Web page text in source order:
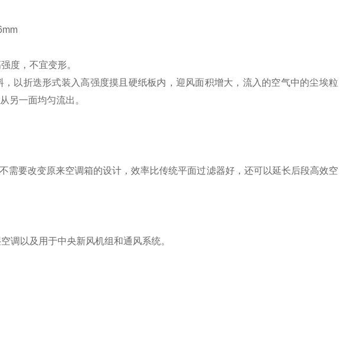
度，不宜变形。
以折迭形式装入高强度摸且硬纸板内，迎风面积增大，流入的空气中的尘埃粒
另一面均匀流出。
需要改变原来空调箱的设计，效率比传统平面过滤器好，还可以延长后段高效空
调以及用于中央新风机组和通风系统。